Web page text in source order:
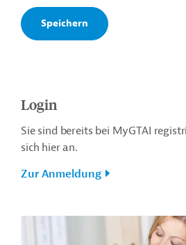
Login
Sie sind bereits bei MyGTAI
sich hier an.
Zur Anmeldung